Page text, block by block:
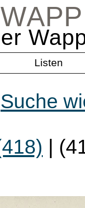
Listen
Suche
|